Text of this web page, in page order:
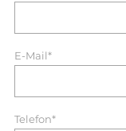
E-Mail*
Telefon*